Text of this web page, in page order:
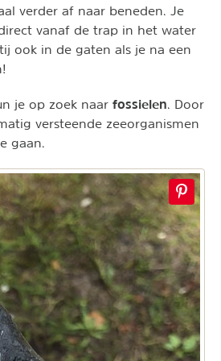
verder af naar beneden. Je
vanaf de trap in het water
ook in de gaten als je na een
je op zoek naar fossielen . Door
versteende zeeorganismen
gaan.